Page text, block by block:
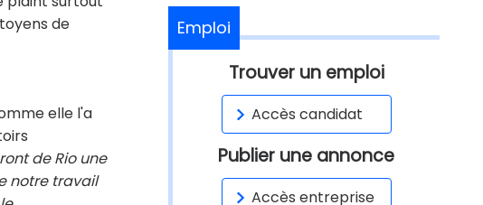
de
elle l'a
de Rio une
notre travail
Emploi
Trouver un emploi
Accès candidat
Publier une annonce
Accès entreprise